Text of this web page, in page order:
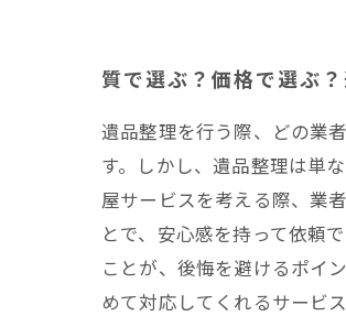
質で選ぶ？価格で選ぶ
遺品整理を行う際、どの業
す。しかし、遺品整理は単
屋サービスを考える際、業
とで、安心感を持って依頼
ことが、後悔を避けるポイ
めて対応してくれるサービ